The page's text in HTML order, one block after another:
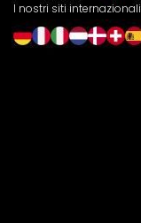
I nostri siti internazionali